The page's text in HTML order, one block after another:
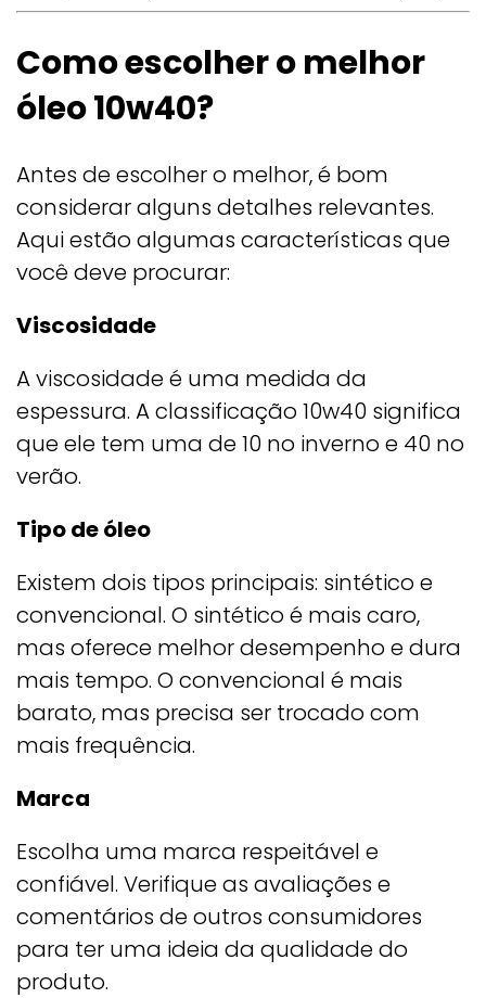
Como escolher o melhor
óleo 10w40?
Antes de escolher o melhor, é bom
considerar alguns detalhes relevantes.
Aqui estão algumas características que
você deve procurar:
Viscosidade
A viscosidade é uma medida da
espessura. A classificação 10w40 significa
que ele tem uma de 10 no inverno e 40 no
verão.
Tipo de óleo
Existem dois tipos principais: sintético e
convencional. O sintético é mais caro,
mas oferece melhor desempenho e dura
mais tempo. O convencional é mais
barato, mas precisa ser trocado com
mais frequência.
Marca
Escolha uma marca respeitável e
confiável. Verifique as avaliações e
comentários de outros consumidores
para ter uma ideia da qualidade do
produto.